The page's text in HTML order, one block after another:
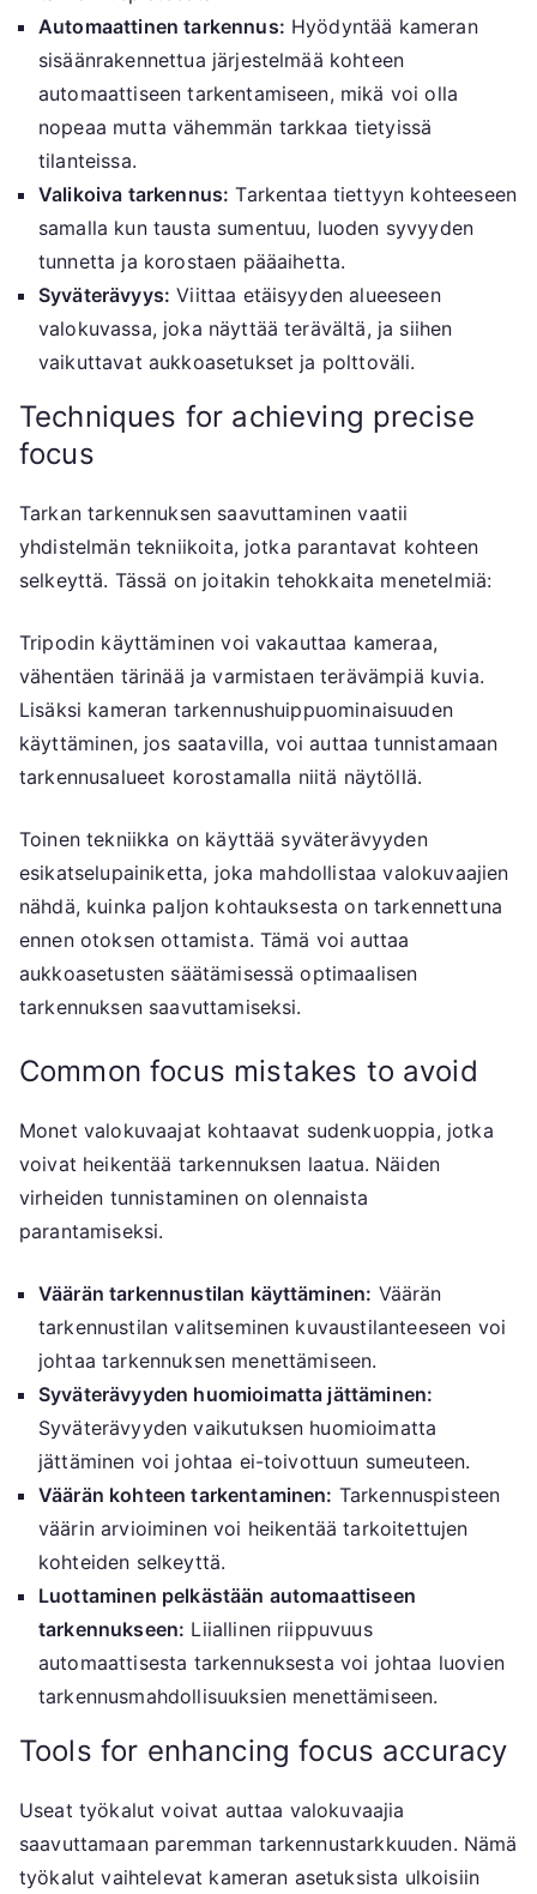
Automaattinen tarkennus: Hyödyntää kameran
sisäänrakennettua järjestelmää kohteen
automaattiseen tarkentamiseen, mikä voi olla
nopeaa mutta vähemmän tarkkaa tietyissä
tilanteissa.
Valikoiva tarkennus: Tarkentaa tiettyyn kohteeseen
samalla kun tausta sumentuu, luoden syvyyden
tunnetta ja korostaen pääaihetta.
Syväterävyys: Viittaa etäisyyden alueeseen
valokuvassa, joka näyttää terävältä, ja siihen
vaikuttavat aukkoasetukset ja polttoväli.
Techniques for achieving precise
focus
Tarkan tarkennuksen saavuttaminen vaatii
yhdistelmän tekniikoita, jotka parantavat kohteen
selkeyttä. Tässä on joitakin tehokkaita menetelmiä:
Tripodin käyttäminen voi vakauttaa kameraa,
vähentäen tärinää ja varmistaen terävämpiä kuvia.
Lisäksi kameran tarkennushuippuominaisuuden
käyttäminen, jos saatavilla, voi auttaa tunnistamaan
tarkennusalueet korostamalla niitä näytöllä.
Toinen tekniikka on käyttää syväterävyyden
esikatselupainiketta, joka mahdollistaa valokuvaajien
nähdä, kuinka paljon kohtauksesta on tarkennettuna
ennen otoksen ottamista. Tämä voi auttaa
aukkoasetusten säätämisessä optimaalisen
tarkennuksen saavuttamiseksi.
Common focus mistakes to avoid
Monet valokuvaajat kohtaavat sudenkuoppia, jotka
voivat heikentää tarkennuksen laatua. Näiden
virheiden tunnistaminen on olennaista
parantamiseksi.
Väärän tarkennustilan käyttäminen: Väärän
tarkennustilan valitseminen kuvaustilanteeseen voi
johtaa tarkennuksen menettämiseen.
Syväterävyyden huomioimatta jättäminen:
Syväterävyyden vaikutuksen huomioimatta
jättäminen voi johtaa ei-toivottuun sumeuteen.
Väärän kohteen tarkentaminen: Tarkennuspisteen
väärin arvioiminen voi heikentää tarkoitettujen
kohteiden selkeyttä.
Luottaminen pelkästään automaattiseen
tarkennukseen: Liiallinen riippuvuus
automaattisesta tarkennuksesta voi johtaa luovien
tarkennusmahdollisuuksien menettämiseen.
Tools for enhancing focus accuracy
Useat työkalut voivat auttaa valokuvaajia
saavuttamaan paremman tarkennustarkkuuden. Nämä
työkalut vaihtelevat kameran asetuksista ulkoisiin